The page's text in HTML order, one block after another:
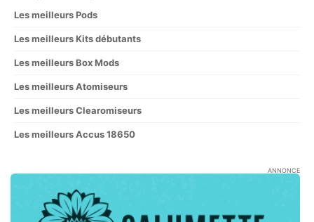
Les meilleurs Pods
Les meilleurs Kits débutants
Les meilleurs Box Mods
Les meilleurs Atomiseurs
Les meilleurs Clearomiseurs
Les meilleurs Accus 18650
ANNONCE